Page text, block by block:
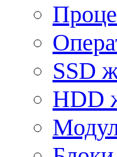
SSD
HDD